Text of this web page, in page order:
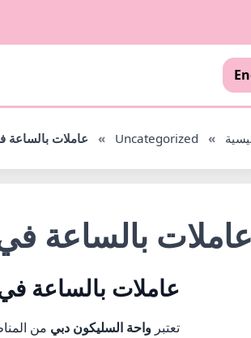
»
Uncategorized
» عاملات بالساعة
عاملات بالساعة
عاملات بالساعة
تعتبر واحة السليكون دبي من